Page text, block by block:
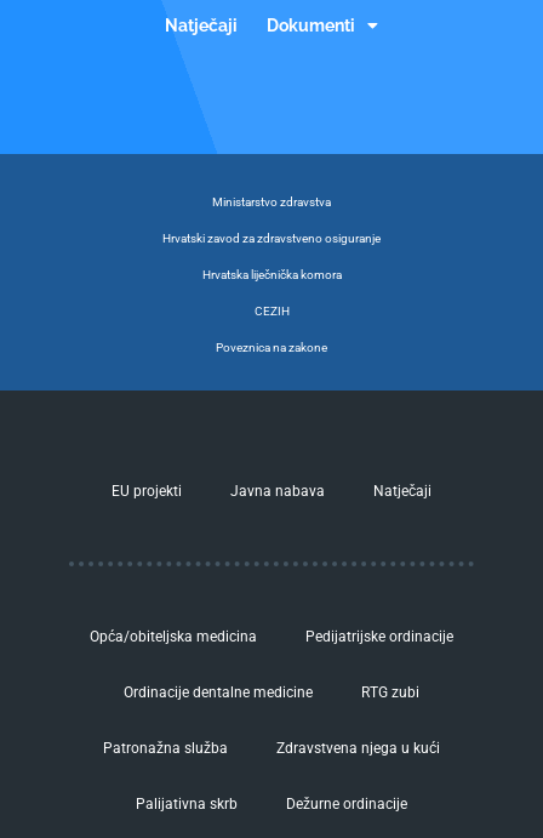
Natječaji Dokumenti
Ministarstvo zdravstva
Hrvatski zavod za zdravstveno osiguranje
Hrvatska liječnička komora
CEZIH
Poveznica na zakone
EU projekti Javna nabava Natječaji
Opća/obiteljska medicina Pedijatrijske ordinacije
Ordinacije dentalne medicine RTG zubi
Patronažna služba Zdravstvena njega u kući
Palijativna skrb Dežurne ordinacije